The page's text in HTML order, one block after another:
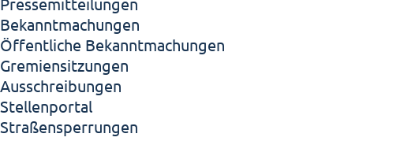
Bekanntmachungen
Öffentliche Bekanntmachungen
Gremiensitzungen
Ausschreibungen
Stellenportal
Straßensperrungen